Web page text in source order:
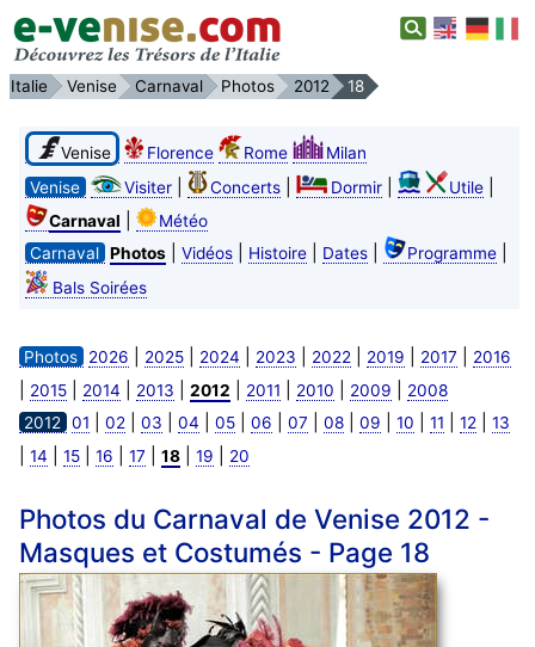
Italie Venise Carnaval Photos 2012 18
Venise Florence Rome
Milan
Venise
Visiter| Concerts| Dormir| Utile|
Carnaval
Météo
Carnaval Photos| Vidéos| Histoire| Dates| Programme|
Bals Soirées
Photos 2026 2025| 2024 2023 2022 2019 2017 2016
2015| 2014 2013 2012 2011 2010 2009
2008
2012
01 02 03 04 05| 06 07 08| 09 10 11 12 13
14 15| 16 17 18| 19 20
Photos du Carnaval de Venise 2012 -
Masques et Costumés - Page 18